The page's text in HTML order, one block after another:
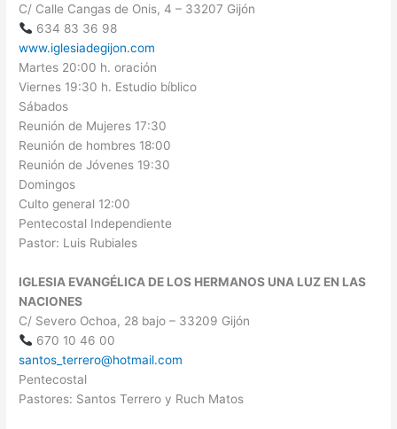
C/ Calle Cangas de Onis, 4 – 33207 Gijón
634 83 36 98
www.iglesiadegijon.com
Martes 20:00 h. oración
Viernes 19:30 h. Estudio bíblico
Sábados
Reunión de Mujeres 17:30
Reunión de hombres 18:00
Reunión de Jóvenes 19:30
Domingos
Culto general 12:00
Pentecostal Independiente
Pastor: Luis Rubiales
IGLESIA EVANGÉLICA DE LOS HERMANOS UNA LUZ EN LAS
NACIONES
C/ Severo Ochoa, 28 bajo – 33209 Gijón
670 10 46 00
santos_terrero@hotmail.com
Pentecostal
Pastores: Santos Terrero y Ruch Matos